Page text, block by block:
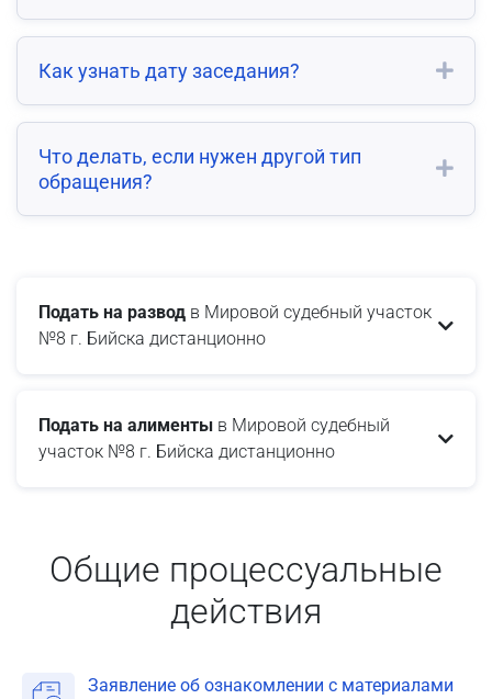
Как узнать дату заседания?
Что делать, если нужен другой тип
обращения?
Подать на развод в Мировой судебный участок
№8 г. Бийска дистанционно
Подать на алименты в Мировой судебный
участок №8 г. Бийска дистанционно
Общие процессуальные
действия
Заявление об ознакомлении с материалами